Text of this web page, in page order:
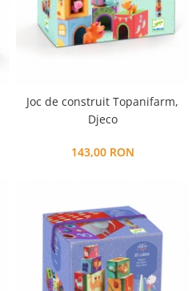
Joc de construit Topanifarm,
Djeco
143,00 RON